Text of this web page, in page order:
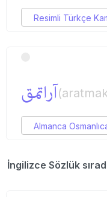
Resimli Türkçe
آراتمق
Almanca
İngilizce Sözlük